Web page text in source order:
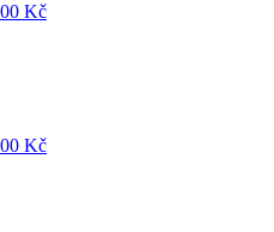
Kč
Kč